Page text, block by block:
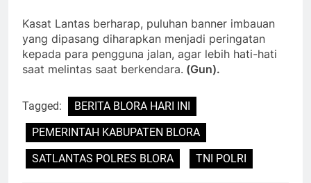
Kasat Lantas berharap, puluhan banner imbauan
yang dipasang diharapkan menjadi peringatan
kepada para pengguna jalan, agar lebih hati-hati
saat melintas saat berkendara. (Gun).
Tagged:
BERITA BLORA HARI INI
PEMERINTAH KABUPATEN BLORA
SATLANTAS POLRES BLORA
TNI POLRI